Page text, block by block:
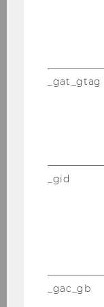
Feierliche
65.
Prof. Lang
Vorlesung
Verleihung
EATLP
_gat_gtag
_gid
_gac_gb